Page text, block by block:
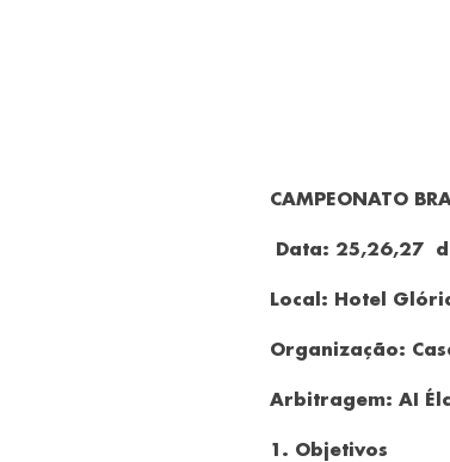
CAMPEONATO
Data: 25,26,27
Local: Hotel
Organização:
Arbitragem: AI
1. Objetivos